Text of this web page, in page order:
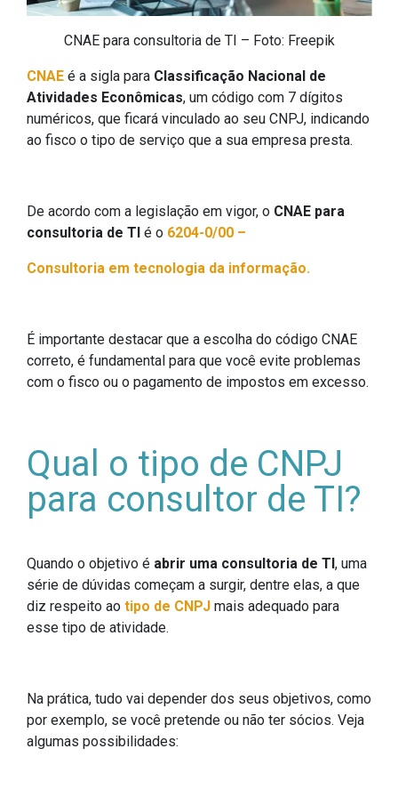
CNAE para consultoria de TI – Foto: Freepik
CNAE é a sigla para Classificação Nacional de
Atividades Econômicas, um código com 7 dígitos
numéricos, que ficará vinculado ao seu CNPJ, indicando
ao fisco o tipo de serviço que a sua empresa presta.
De acordo com a legislação em vigor, o CNAE para
consultoria de TI é o 6204-0/00 –
Consultoria em tecnologia da informação.
É importante destacar que a escolha do código CNAE
correto, é fundamental para que você evite problemas
com o fisco ou o pagamento de impostos em excesso.
Qual o tipo de CNPJ
para consultor de TI?
Quando o objetivo é abrir uma consultoria de TI , uma
série de dúvidas começam a surgir, dentre elas, a que
diz respeito ao tipo de CNPJ mais adequado para
esse tipo de atividade.
Na prática, tudo vai depender dos seus objetivos, como
por exemplo, se você pretende ou não ter sócios. Veja
algumas possibilidades: